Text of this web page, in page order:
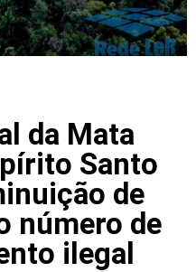
da Mata
Santo
de
número de
ilegal